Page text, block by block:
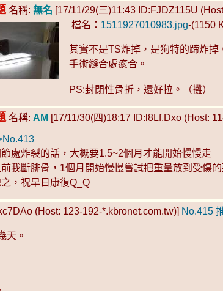
名稱: 無名 [17/11/29(三)11:43 ID:FJDZ115U
檔名： 1511927010983.jpg-(1150
其實不是TS炸掉，是狗特的蹄炸
手術縫合處癒合。
PS:封閉性骨折，還好拉。（攤）
名稱: AM [17/11/30(四)18:17 ID:l8Lf.Dxo (Host:
節處炸裂的話，大概要1.5~2個月才能開始慢慢走
前我斷腓骨，1個月開始慢慢嘗試把重量放到受傷
，祝早日康復Q_Q
(Host: 123-192-*.kbronet.com.tw)] No.415
天。